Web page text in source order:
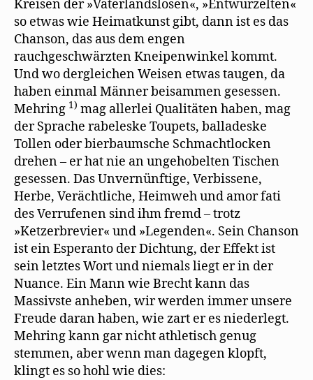
Kreisen der »Vaterlandslosen«, »Entwurzelten«
so etwas wie Heimatkunst gibt, dann ist es das
Chanson, das aus dem engen
rauchgeschwärzten Kneipenwinkel kommt.
Und wo dergleichen Weisen etwas taugen, da
haben einmal Männer beisammen gesessen.
Mehring 1) mag allerlei Qualitäten haben, mag
der Sprache rabeleske Toupets, balladeske
Tollen oder bierbaumsche Schmachtlocken
drehen – er hat nie an ungehobelten Tischen
gesessen. Das Unvernünftige, Verbissene,
Herbe, Verächtliche, Heimweh und amor fati
des Verrufenen sind ihm fremd – trotz
»Ketzerbrevier« und »Legenden«. Sein Chanson
ist ein Esperanto der Dichtung, der Effekt ist
sein letztes Wort und niemals liegt er in der
Nuance. Ein Mann wie Brecht kann das
Massivste anheben, wir werden immer unsere
Freude daran haben, wie zart er es niederlegt.
Mehring kann gar nicht athletisch genug
stemmen, aber wenn man dagegen klopft,
klingt es so hohl wie dies: